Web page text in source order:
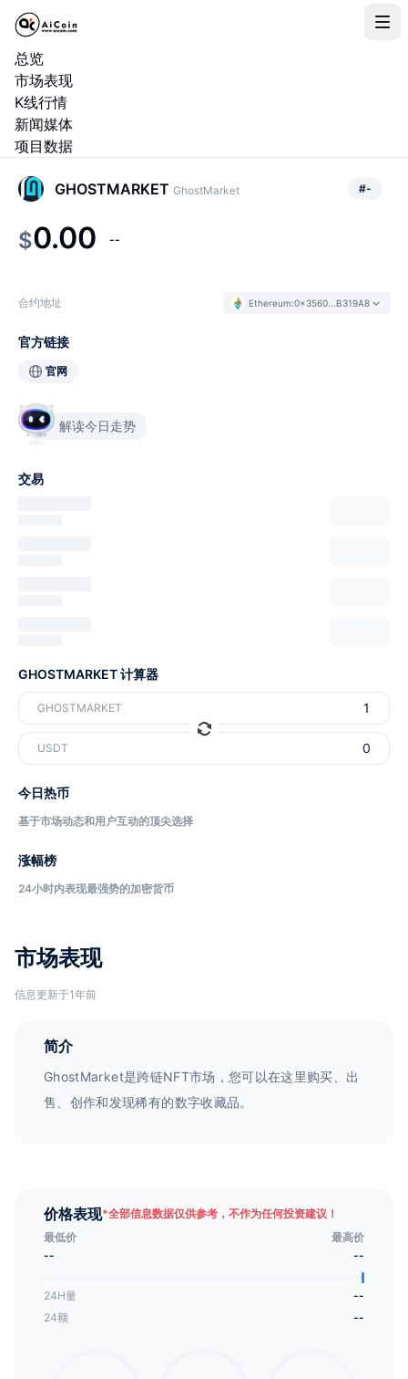
总览
市场表现
K线行情
新闻媒体
项目数据
市场表现
信息更新于1年前
简介
GhostMarket是跨链NFT市场，您可以在这里购买、出
售、创作和发现稀有的数字收藏品。
价格表现*全部信息数据仅供参考，不作为任何投资建议！
最低价
最高价
--
--
24H量
--
24额
--
GHOSTMARKET GhostMarket #-
$0.00 --
合约地址 Ethereum:0x3560...B319A8
官方链接
官网
解读今日走势
交易
GHOSTMARKET 计算器
GHOSTMARKET
USDT
今日热币
基于市场动态和用户互动的顶尖选择
涨幅榜
24小时内表现最强势的加密货币